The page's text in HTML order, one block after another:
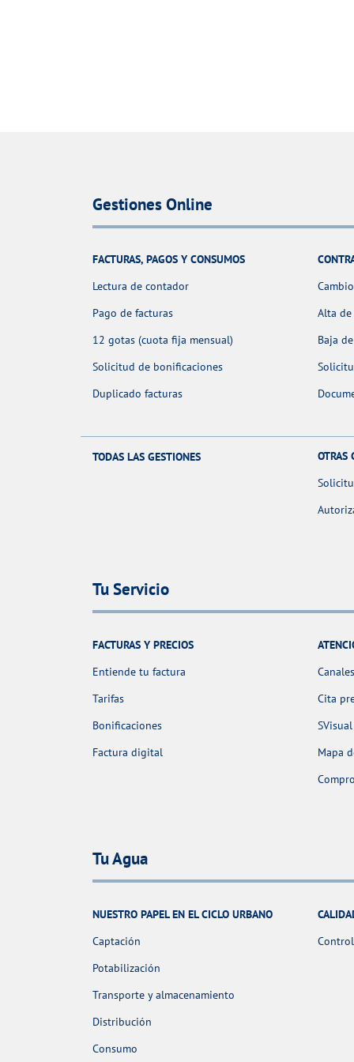
Gestiones Online
FACTURAS, PAGOS Y CONSUMOS
Lectura de contador
Pago de facturas
12 gotas (cuota fija mensual)
Solicitud de bonificaciones
Duplicado facturas
Alta
Baja
TODAS LAS GESTIONES
OTRAS
Tu Servicio
FACTURAS Y PRECIOS
Entiende tu factura
Tarifas
Bonificaciones
Factura digital
Cita
SVisual
Mapa
Tu Agua
NUESTRO PAPEL EN EL CICLO URBANO
Captación
Potabilización
Transporte y almacenamiento
Distribución
Consumo